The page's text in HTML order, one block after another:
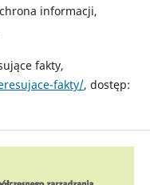
informacji,
fakty,
fakty/, dostęp: